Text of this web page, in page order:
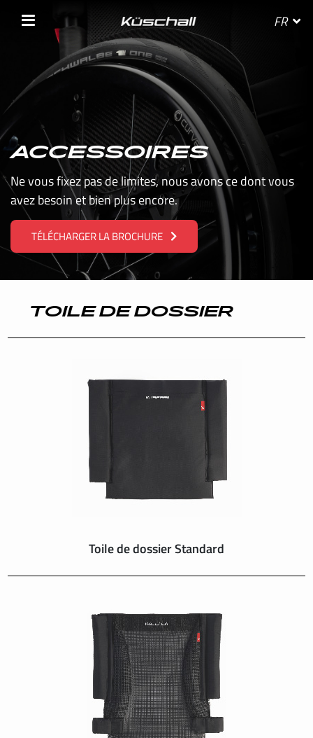
FR
ACCESSOIRES
Ne vous fixez pas de limites, nous avons ce dont vous
avez besoin et bien plus encore.
TÉLÉCHARGER LA BROCHURE
TOILE DE DOSSIER
Toile de dossier Standard
SÉLECTIONNEZ VOTRE PAYS
BELGIE
BELGIQUE
DANMARK
DEUTSCHLAND
FRANCE
IRELAND
NEDERLAND
SUISSE
SVIZZERA
SWEDEN